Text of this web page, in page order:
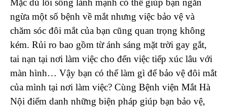
ngừa một số bệnh về mắt nhưng việc bảo vệ và
chăm sóc đôi mắt của bạn cũng quan trọng không
kém. Rủi ro bao gồm từ ánh sáng mặt trời gay gắt,
tai nạn tại nơi làm việc cho đến việc tiếp xúc lâu với
màn hình… Vậy bạn có thể làm gì để bảo vệ đôi mắt
của mình tại nơi làm việc? Cùng Bệnh viện Mắt Hà
Nội điểm danh những biện pháp giúp bạn bảo vệ,